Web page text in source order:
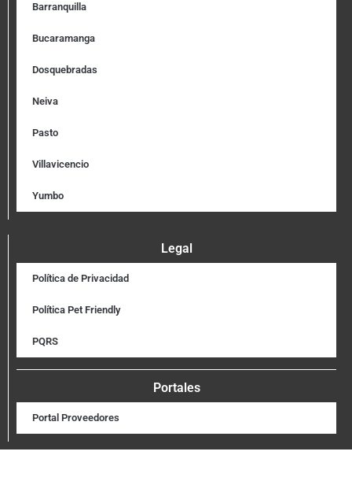
Barranquilla
Bucaramanga
Dosquebradas
Neiva
Pasto
Villavicencio
Yumbo
Legal
Política de Privacidad
Política Pet Friendly
PQRS
Portales
Portal Proveedores